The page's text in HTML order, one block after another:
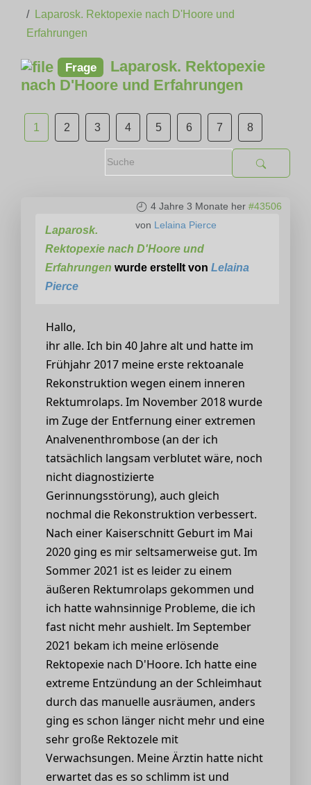
Laparosk. Rektopexie nach D'Hoore und
Erfahrungen
Frage
Laparosk. Rektopexie
nach D'Hoore und Erfahrungen
1 2 3 4 5 6 7 8
4 Jahre 3 Monate her #43506
von Lelaina Pierce
Laparosk.
Rektopexie nach D'Hoore und
Erfahrungen wurde erstellt von Lelaina
Pierce
Hallo,
ihr alle. Ich bin 40 Jahre alt und hatte im
Frühjahr 2017 meine erste rektoanale
Rekonstruktion wegen einem inneren
Rektumrolaps. Im November 2018 wurde
im Zuge der Entfernung einer extremen
Analvenenthrombose (an der ich
tatsächlich langsam verblutet wäre, noch
nicht diagnostizierte
Gerinnungsstörung), auch gleich
nochmal die Rekonstruktion verbessert.
Nach einer Kaiserschnitt Geburt im Mai
2020 ging es mir seltsamerweise gut. Im
Sommer 2021 ist es leider zu einem
äußeren Rektumrolaps gekommen und
ich hatte wahnsinnige Probleme, die ich
fast nicht mehr aushielt. Im September
2021 bekam ich meine erlösende
Rektopexie nach D'Hoore. Ich hatte eine
extreme Entzündung an der Schleimhaut
durch das manuelle ausräumen, anders
ging es schon länger nicht mehr und eine
sehr große Rektozele mit
Verwachsungen. Meine Ärztin hatte nicht
erwartet das es so schlimm ist und